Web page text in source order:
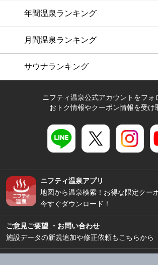
年間温泉ランキング
月間温泉ランキング
サウナランキング
ニフティ温泉公式アカウントをフォ
おトク情報やクーポン情報を受け
ニフティ温泉アプリ
地図から温泉検索！お得な限定クー
今すぐダウンロード！
ご意見ご要望 ・お問い合わせ
施設データの新規追加や修正依頼もこちらから